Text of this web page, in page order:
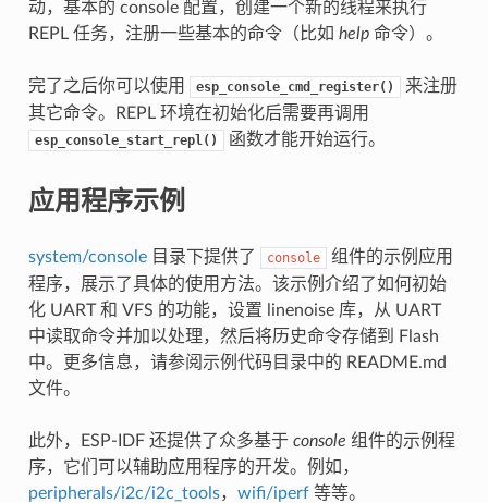
动，基本的 console 配置，创建一个新的线程来执行
REPL 任务，注册一些基本的命令（比如 help命令）。
完了之后你可以使用 esp_console_cmd_register()
来注册
其它命令。REPL 环境在初始化后需要再调用
esp_console_start_repl() 函数才能开始运行。
应用程序示例
system/console目录下提供了 console
组件的示例应用
程序，展示了具体的使用方法。该示例介绍了如何初始
化 UART 和 VFS 的功能，设置 linenoise 库，从 UART
中读取命令并加以处理，然后将历史命令存储到 Flash
中。更多信息，请参阅示例代码目录中的 README.md
文件。
此外，ESP-IDF 还提供了众多基于 console 组件的示例程
序，它们可以辅助应用程序的开发。例如，
peripherals/i2c/i2c_tools， wifi/iperf等等。